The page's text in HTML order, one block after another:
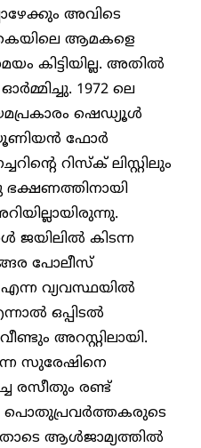
അവിടെ
ആമകളെ
കിട്ടിയില്ല. അതിൽ
1972 ലെ
ഷെഡ്യൂൾ
ഫോർ
റിസ്ക് ലിസ്റ്റിലും
ഭക്ഷണത്തിനായി
ജയിലിൽ കിടന്ന
പോലീസ്
എന്ന വ്യവസ്ഥയിൽ
ഒപ്പിടൽ
അറസ്റ്റിലായി.
സുരേഷിനെ
രസീതും രണ്ട്
പൊതുപ്രവർത്തകരുടെ
ആൾജാമ്യത്തിൽ